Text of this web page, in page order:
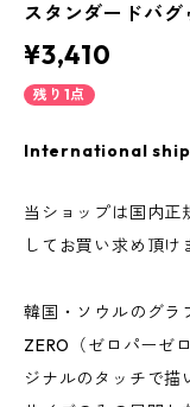
スタンダードバグ
¥3,410
残り1点
International
当ショップは国内正
してお買い求め頂け
韓国・ソウルのグラ
ZERO（ゼロパーゼ
ジナルのタッチで描